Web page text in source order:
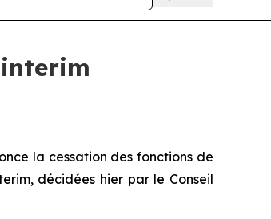
la cessation des fonctions de
décidées hier par le Conseil